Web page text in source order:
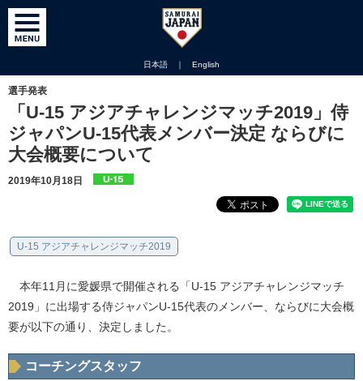
日本語 ｜ English
選手発表
「U-15 アジアチャレンジマッチ2019」侍
ジャパンU-15代表メンバー決定 ならびに
大会概要について
2019年10月18日
U-15 アジアチャレンジマッチ2019
本年11月に愛媛県で開催される「U-15 アジアチャレンジマッチ
2019」に出場する侍ジャパンU-15代表のメンバー、ならびに大会概
要が以下の通り、決定しました。
コーチングスタッフ